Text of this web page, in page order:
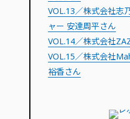
VOL.13／株式会社志
ャー 安達周平さん
VOL.14／株式会社
VOL.15／株式会社
裕香さん